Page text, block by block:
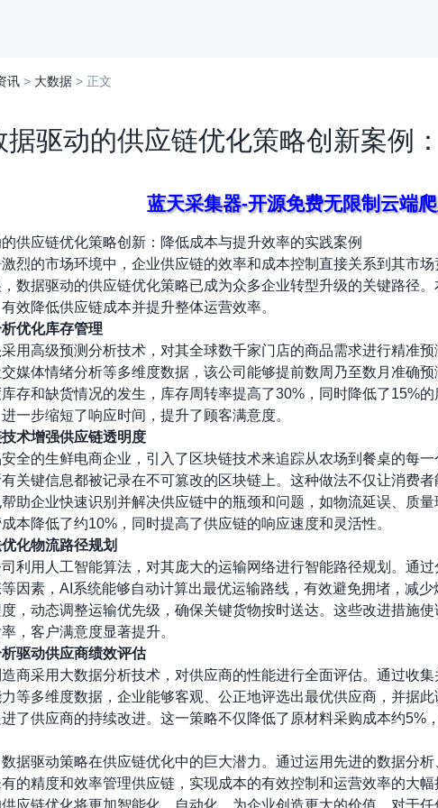
讯 > 大数据 > 正文
据驱动的供应链优化策略创新案例
蓝天采集器-开源免费无限制云端
供应链优化策略创新：降低成本与提升效率的实践案例
烈的市场环境中，企业供应链的效率和成本控制直接关系到其市
数据驱动的供应链优化策略已成为众多企业转型升级的关键路径
效降低供应链成本并提升整体运营效率。
优化库存管理
用高级预测分析技术，对其全球数千家门店的商品需求进行精准
媒体情绪分析等多维度数据，该公司能够提前数周乃至数月准确
存和缺货情况的发生，库存周转率提高了30%，同时降低了15%
一步缩短了响应时间，提升了顾客满意度。
术增强供应链透明度
全的生鲜电商企业，引入了区块链技术来追踪从农场到餐桌的每
关键信息都被记录在不可篡改的区块链上。这种做法不仅让消费
助企业快速识别并解决供应链中的瓶颈和问题，如物流延误、质
本降低了约10%，同时提高了供应链的响应速度和灵活性。
化物流路径规划
利用人工智能算法，对其庞大的运输网络进行智能路径规划。通
因素，AI系统能够自动计算出最优运输路线，有效避免拥堵，减
，动态调整运输优先级，确保关键货物按时送达。这些改进措施
，客户满意度显著提升。
驱动供应商绩效评估
商采用大数据分析技术，对供应商的性能进行全面评估。通过收
等多维度数据，企业能够客观、公正地评选出最优供应商，并据
了供应商的持续改进。这一策略不仅降低了原材料采购成本约5%
数据驱动策略在供应链优化中的巨大潜力。通过运用先进的数据分
的精度和效率管理供应链，实现成本的有效控制和运营效率的大
应链优化将更加智能化、自动化，为企业创造更大的价值。对于